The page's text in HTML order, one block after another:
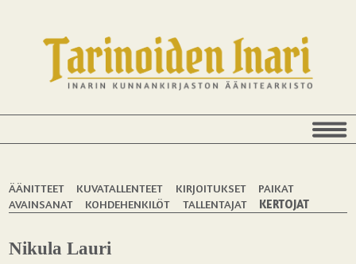
ÄÄNITTEET KUVATALLENTEET KIRJOITUKSET
PAIKAT
AVAINSANAT
KOHDEHENKILÖT TALLENTAJAT KERTOJAT
Nikula Lauri